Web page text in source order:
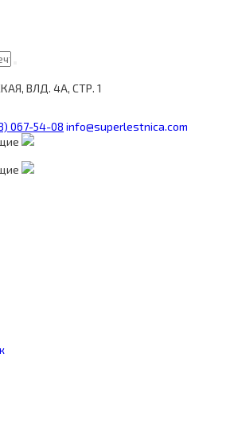
ВЛД. 4А, СТР. 1
067-54-08 info@superlestnica.com